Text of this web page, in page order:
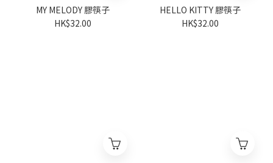
MY MELODY 膠筷子
HK$32.00
HELLO KITTY 膠筷子
HK$32.00